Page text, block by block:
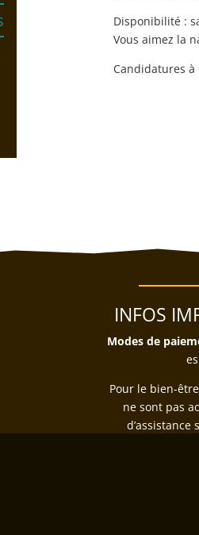
Disponibilité :
Vous aimez la
Candidatures à
INFOS
Modes de
Pour le bien-
ne sont pas
d’assistance